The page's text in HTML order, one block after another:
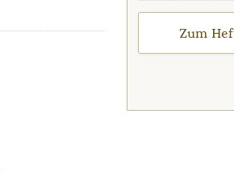
Zum